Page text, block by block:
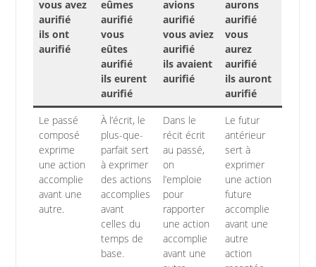
vous avez
aurifié
ils ont
aurifié
eûmes
aurifié
vous
eûtes
aurifié
ils eurent
aurifié
avions
aurifié
vous aviez
aurifié
ils avaient
aurifié
aurons
aurifié
vous
aurez
aurifié
ils auront
aurifié
Le passé
composé
exprime
une action
accomplie
avant une
autre.
À l’écrit, le
plus-que-
parfait sert
à exprimer
des actions
accomplies
avant
celles du
temps de
base.
Dans le
récit écrit
au passé,
on
l’emploie
pour
rapporter
une action
accomplie
avant une
Le futur
antérieur
sert à
exprimer
une action
future
accomplie
avant une
autre
action